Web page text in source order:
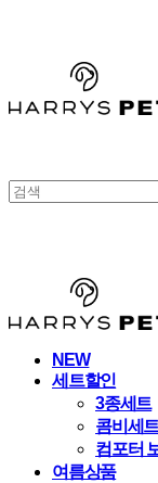
NEW
세트할인
3종세트
콤비세
컴포터
여름상품